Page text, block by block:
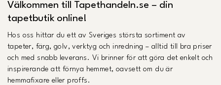
Välkommen till Tapethandeln.se – din
tapetbutik online!
Hos oss hittar du ett av Sveriges största sortiment av
tapeter, färg, golv, verktyg och inredning – alltid till bra priser
och med snabb leverans. Vi brinner för att göra det enkelt och
inspirerande att förnya hemmet, oavsett om du är
hemmafixare eller proffs.